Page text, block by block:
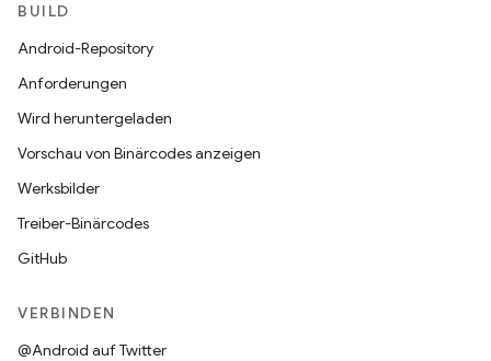
BUILD
Android-Repository
Anforderungen
Wird heruntergeladen
Vorschau von Binärcodes anzeigen
Werksbilder
Treiber-Binärcodes
GitHub
VERBINDEN
@Android auf Twitter